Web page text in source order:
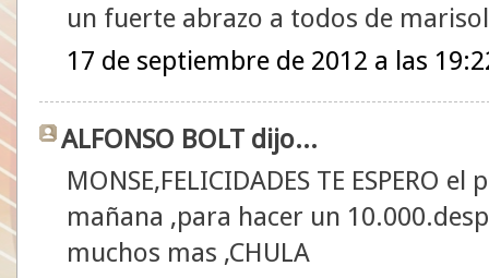
un fuerte abrazo a todos de
17 de septiembre de 2012 a las
ALFONSO BOLT dijo...
MONSE,FELICIDADES TE ESPERO
mañana ,para hacer un
muchos mas ,CHULA